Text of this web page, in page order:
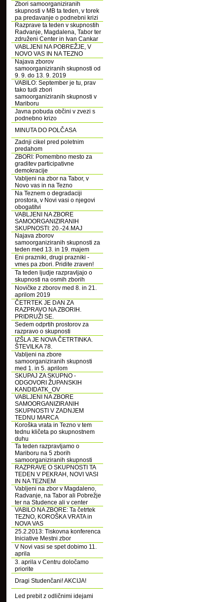
Zbori samoorganiziranih
skupnosti v MB ta teden, v torek
pa predavanje o podnebni krizi
Razprave ta teden v skupnostih
Radvanje, Magdalena, Tabor ter
združeni Center in Ivan Cankar
VABLJENI NA POBREŽJE, V
NOVO VAS IN NA TEZNO
Najava zborov
samoorganiziranih skupnosti od
9. 9. do 13. 9. 2019
VABILO: September je tu, prav
tako tudi zbori
samoorganiziranih skupnosti v
Mariboru
Javna pobuda občini v zvezi s
podnebno krizo
MINUTA DO POLČASA
Zadnji cikel pred poletnim
predahom
ZBORI: Pomembno mesto za
graditev participativne
demokracije
Vabljeni na zbor na Tabor, v
Novo vas in na Tezno
Na Teznem o degradaciji
prostora, v Novi vasi o njegovi
obogatitvi
VABLJENI NA ZBORE
SAMOORGANIZIRANIH
SKUPNOSTI: 20.-24.MAJ
Najava zborov
samoorganiziranih skupnosti za
teden med 13. in 19. majem
Eni prazniki, drugi prazniki -
vmes pa zbori. Pridite zraven!
Ta teden ljudje razpravljajo o
skupnosti na osmih zborih
Novičke z zborov med 8. in 21.
aprilom 2019
ČETRTEK JE DAN ZA
RAZPRAVO NA ZBORIH.
PRIDRUŽI SE.
Sedem odprtih prostorov za
razpravo o skupnosti
IZŠLA JE NOVA ČETRTINKA.
ŠTEVILKA 78.
Vabljeni na zbore
samoorganiziranih skupnosti
med 1. in 5. aprilom
SKUPAJ ZA SKUPNO -
ODGOVORI ŽUPANSKIH
KANDIDATK_OV
VABLJENI NA ZBORE
SAMOORGANIZIRANIH
SKUPNOSTI V ZADNJEM
TEDNU MARCA
Koroška vrata in Tezno v tem
tednu kličeta po skupnostnem
duhu
Ta teden razpravljamo o
Mariboru na 5 zborih
samoorganiziranih skupnosti
RAZPRAVE O SKUPNOSTI TA
TEDEN V PEKRAH, NOVI VASI
IN NA TEZNEM
Vabljeni na zbor v Magdaleno,
Radvanje, na Tabor ali Pobrežje
ter na Studence ali v center
VABILO NA ZBORE: Ta četrtek
TEZNO, KOROŠKA VRATA in
NOVA VAS
25.2.2013: Tiskovna konferenca
Iniciative Mestni zbor
V Novi vasi se spet dobimo 11.
aprila
3. aprila v Centru določamo
priorite
Dragi Studenčani! AKCIJA!
Led prebit z odličnimi idejami